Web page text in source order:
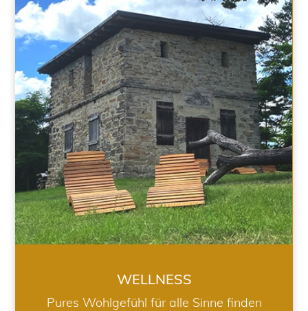
WELLNESS
WELLNESS
Pures Wohlgefühl für alle Sinne finden